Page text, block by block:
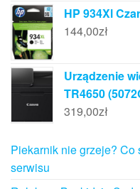
HP 934Xl
144,00zł
Urządzenie
TR4650
319,00zł
Piekarnik nie grzeje?
serwisu